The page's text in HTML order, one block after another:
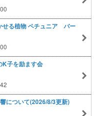
せる植物 ペチュニア バー
K子を励ます会
について(2026/8/3更新)